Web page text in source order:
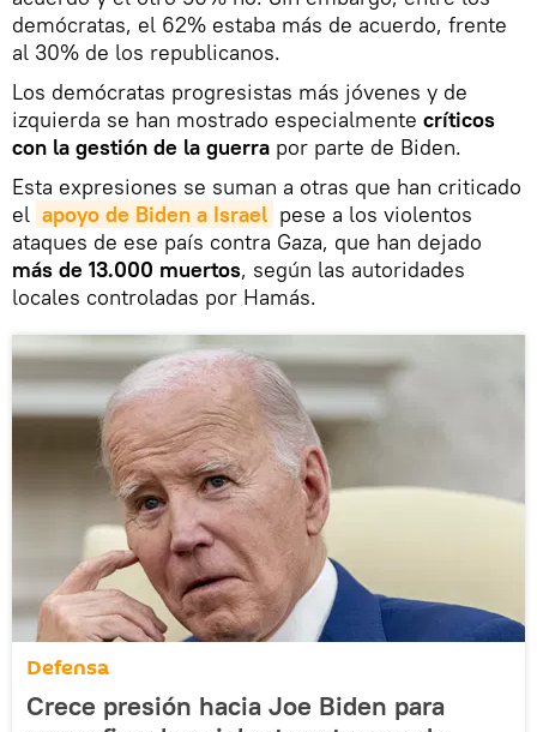
demócratas, el 62% estaba más de acuerdo, frente
al 30% de los republicanos.
Los demócratas progresistas más jóvenes y de
izquierda se han mostrado especialmente críticos
con la gestión de la guerra por parte de Biden.
Esta expresiones se suman a otras que han criticado
el apoyo de Biden a Israel pese a los violentos
ataques de ese país contra Gaza, que han dejado
más de 13.000 muertos, según las autoridades
locales controladas por Hamás.
Defensa
Crece presión hacia Joe Biden para